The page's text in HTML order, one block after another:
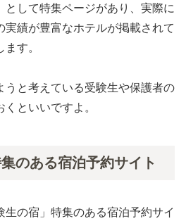
として特集ページがあり、実際に
実績が豊富なホテルが掲載されて
す。
うと考えている受験生や保護者の
といいですよ。
のある宿泊予約サイト
の宿」特集のある宿泊予約サイ